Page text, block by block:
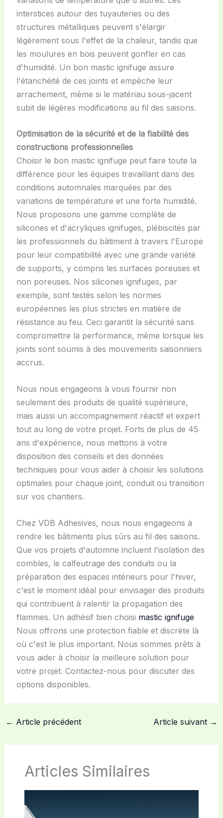
interstices autour des tuyauteries ou des
structures métalliques peuvent s'élargir
légèrement sous l'effet de la chaleur, tandis que
les moulures en bois peuvent gonfler en cas
d'humidité. Un bon mastic ignifuge assure
l'étanchéité de ces joints et empêche leur
arrachement, même si le matériau sous-jacent
subit de légères modifications au fil des saisons.
Optimisation de la sécurité et de la fiabilité des
constructions professionnelles
Choisir le bon mastic ignifuge peut faire toute la
différence pour les équipes travaillant dans des
conditions automnales marquées par des
variations de température et une forte humidité.
Nous proposons une gamme complète de
silicones et d'acryliques ignifuges, plébiscités par
les professionnels du bâtiment à travers l'Europe
pour leur compatibilité avec une grande variété
de supports, y compris les surfaces poreuses et
non poreuses. Nos silicones ignifuges, par
exemple, sont testés selon les normes
européennes les plus strictes en matière de
résistance au feu. Ceci garantit la sécurité sans
compromettre la performance, même lorsque les
joints sont soumis à des mouvements saisonniers
accrus.
Nous nous engageons à vous fournir non
seulement des produits de qualité supérieure,
mais aussi un accompagnement réactif et expert
tout au long de votre projet. Forts de plus de 45
ans d'expérience, nous mettons à votre
disposition des conseils et des données
techniques pour vous aider à choisir les solutions
optimales pour chaque joint, conduit ou transition
sur vos chantiers.
Chez VDB Adhesives, nous nous engageons à
rendre les bâtiments plus sûrs au fil des saisons.
Que vos projets d'automne incluent l'isolation des
combles, le calfeutrage des conduits ou la
préparation des espaces intérieurs pour l'hiver,
c'est le moment idéal pour envisager des produits
qui contribuent à ralentir la propagation des
flammes. Un adhésif bien choisi mastic ignifuge
Nous offrons une protection fiable et discrète là
où c'est le plus important. Nous sommes prêts à
vous aider à choisir la meilleure solution pour
votre projet. Contactez-nous pour discuter des
options disponibles.
← Article précédent Article suivant →
Articles Similaires